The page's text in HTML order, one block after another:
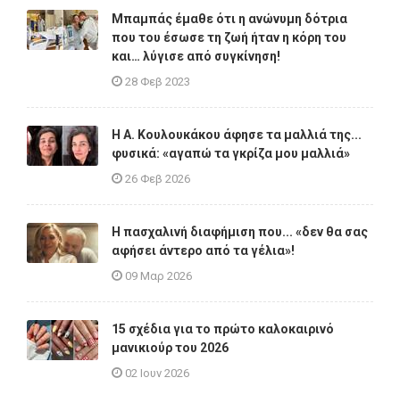
Μπαμπάς έμαθε ότι η ανώνυμη δότρια
που του έσωσε τη ζωή ήταν η κόρη του
και… λύγισε από συγκίνηση!
28 Φεβ 2023
Η A. Κουλουκάκου άφησε τα μαλλιά της...
φυσικά: «αγαπώ τα γκρίζα μου μαλλιά»
26 Φεβ 2026
Η πασχαλινή διαφήμιση που... «δεν θα σας
αφήσει άντερο από τα γέλια»!
09 Μαρ 2026
15 σχέδια για το πρώτο καλοκαιρινό
μανικιούρ του 2026
02 Ιουν 2026